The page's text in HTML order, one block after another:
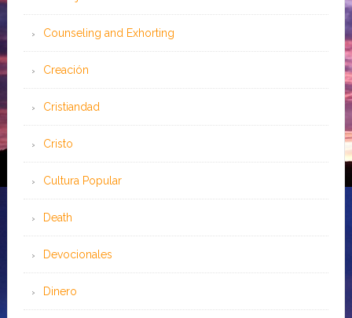
Counseling and Exhorting
Creación
Cristiandad
Cristo
Cultura Popular
Death
Devocionales
Dinero